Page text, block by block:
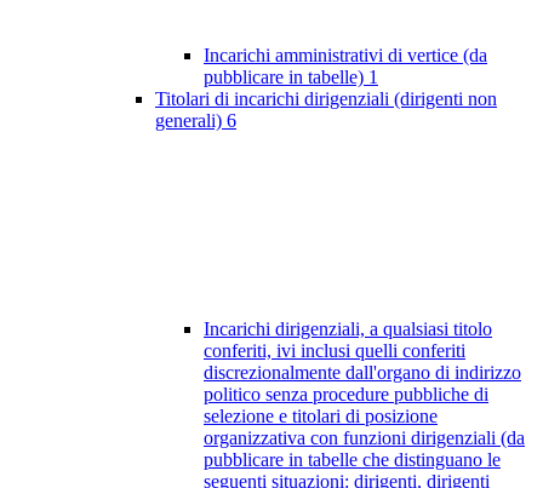
Incarichi amministrativi di vertice (da
pubblicare in tabelle) 1
Titolari di incarichi dirigenziali (dirigenti non
generali) 6
Incarichi dirigenziali, a qualsiasi titolo
conferiti, ivi inclusi quelli conferiti
discrezionalmente dall'organo di indirizzo
politico senza procedure pubbliche di
selezione e titolari di posizione
organizzativa con funzioni dirigenziali (da
pubblicare in tabelle che distinguano le
seguenti situazioni: dirigenti, dirigenti